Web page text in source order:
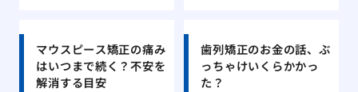
マウスピース矯正の痛み
はいつまで続く？不安を
解消する目安
歯列矯正のお金の話、ぶ
っちゃけいくらかかっ
た？